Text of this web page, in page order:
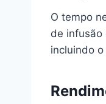
O tempo
de infusão
incluindo